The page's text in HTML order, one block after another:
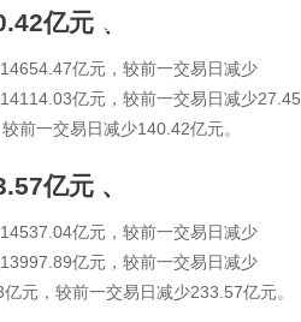
亿元 、
亿元，较前一交易日减少
亿元，较前一交易日减少27.45
前一交易日减少140.42亿元。
亿元 、
亿元，较前一交易日减少
亿元，较前一交易日减少
元，较前一交易日减少233.57亿元。